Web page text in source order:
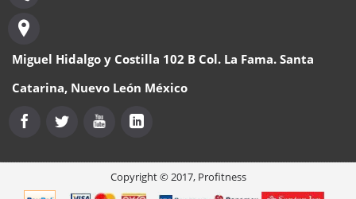
Miguel Hidalgo y Costilla 102 B Col. La Fama. Santa
Catarina, Nuevo León México
Copyright © 2017, Profitness